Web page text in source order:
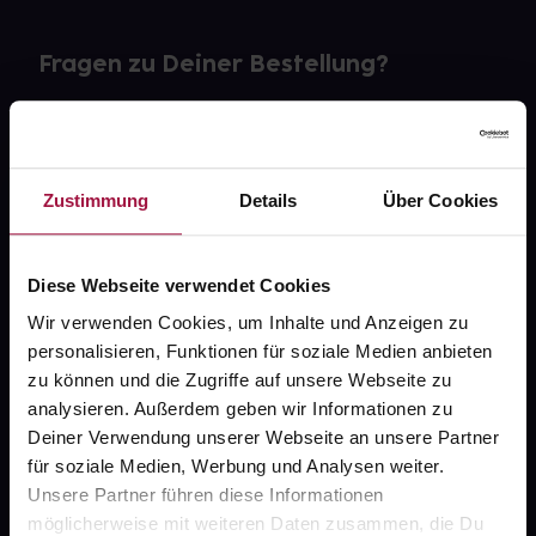
Zustimmung Details Über Cookies
Diese Webseite verwendet Cookies
Wir verwenden Cookies, um Inhalte und Anzeigen zu
personalisieren, Funktionen für soziale Medien anbieten
zu können und die Zugriffe auf unsere Webseite zu
analysieren. Außerdem geben wir Informationen zu
Deiner Verwendung unserer Webseite an unsere Partner
für soziale Medien, Werbung und Analysen weiter.
Unsere Partner führen diese Informationen
möglicherweise mit weiteren Daten zusammen, die Du
Fragen zu Deiner Bestellung?
gesund.de
Über uns
Karriere
Newsletter